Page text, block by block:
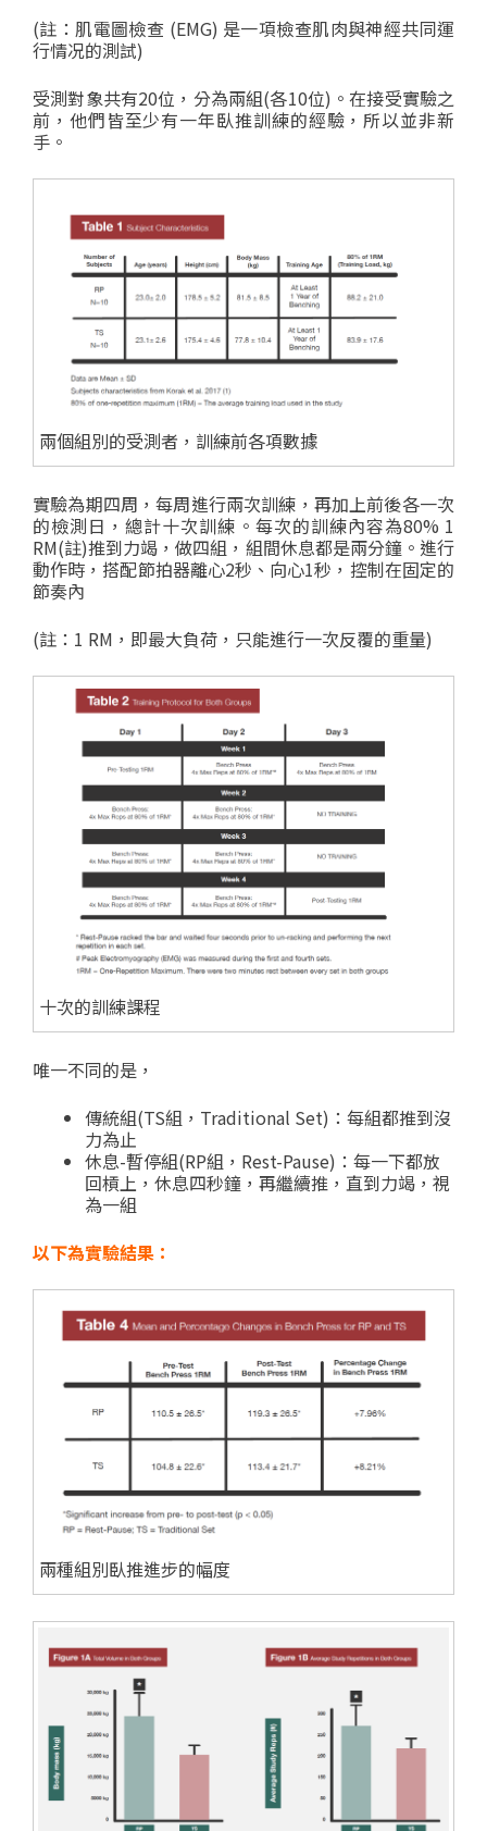
(註：肌電圖檢查 (EMG) 是一項檢查肌肉與神經共同運
行情况的測試)
受測對象共有20位，分為兩組(各10位)。在接受實驗之
前，他們皆至少有一年臥推訓練的經驗，所以並非新
手。
兩個組別的受測者，訓練前各項數據
實驗為期四周，每周進行兩次訓練，再加上前後各一次
的檢測日，總計十次訓練。每次的訓練內容為80% 1
RM(註)推到力竭，做四組，組間休息都是兩分鐘。進行
動作時，搭配節拍器離心2秒、向心1秒，控制在固定的
節奏內
(註：1 RM，即最大負荷，只能進行一次反覆的重量)
十次的訓練課程
唯一不同的是，
傳統組(TS組，Traditional Set)：每組都推到沒
力為止
休息-暫停組(RP組，Rest-Pause)：每一下都放
回槓上，休息四秒鐘，再繼續推，直到力竭，視
為一組
以下為實驗結果：
兩種組別臥推進步的幅度